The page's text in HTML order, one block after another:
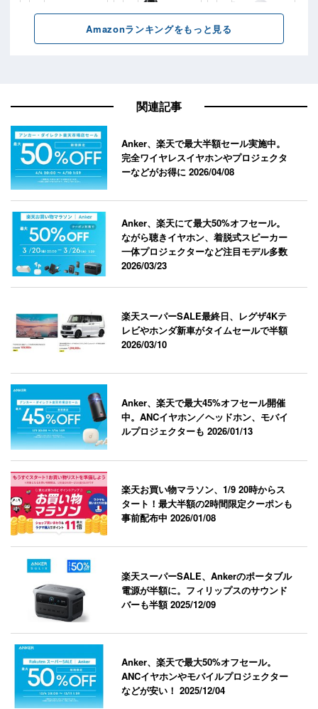
関連記事
Anker、楽天で最大半額セール実施中。
完全ワイヤレスイヤホンやプロジェクタ
ーなどがお得に2026/04/08
Anker、楽天にて最大50%オフセール。
ながら聴きイヤホン、着脱式スピーカー
一体プロジェクターなど注目モデル多数
2026/03/23
楽天スーパーSALE最終日、レグザ4Kテ
レビやホンダ新車がタイムセールで半額
2026/03/10
Anker、楽天で最大45%オフセール開催
中。ANCイヤホン／ヘッドホン、モバイ
ルプロジェクターも2026/01/13
楽天お買い物マラソン、1/9 20時からス
タート！最大半額の2時間限定クーポンも
事前配布中2026/01/08
楽天スーパーSALE、Ankerのポータブル
電源が半額に。フィリップスのサウンド
バーも半額2025/12/09
Anker、楽天で最大50%オフセール。
ANCイヤホンやモバイルプロジェクター
などが安い！2025/12/04